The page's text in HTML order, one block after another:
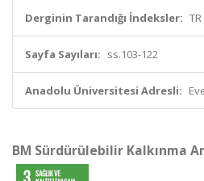
Derginin Tarandığı İndeksler:
Sayfa Sayıları: ss.103-122
Anadolu Üniversitesi Adresli:
BM Sürdürülebilir Kalkınma